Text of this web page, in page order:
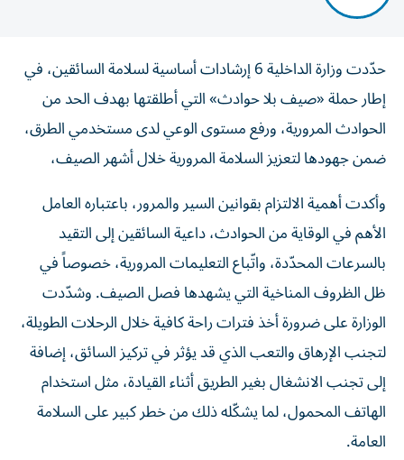
حدّدت وزارة الداخلية 6 إرشادات أساسية لسلامة السائقين، في
إطار حملة «صيف بلا حوادث» التي أطلقتها بهدف الحد من
الحوادث المرورية، ورفع مستوى الوعي لدى مستخدمي الطرق،
ضمن جهودها لتعزيز السلامة المرورية خلال أشهر الصيف،
وأكدت أهمية الالتزام بقوانين السير والمرور، باعتباره العامل
الأهم في الوقاية من الحوادث، داعية السائقين إلى التقيد
بالسرعات المحدّدة، واتّباع التعليمات المرورية، خصوصاً في
ظل الظروف المناخية التي يشهدها فصل الصيف. وشدّدت
الوزارة على ضرورة أخذ فترات راحة كافية خلال الرحلات الطويلة،
لتجنب الإرهاق والتعب الذي قد يؤثر في تركيز السائق، إضافة
إلى تجنب الانشغال بغير الطريق أثناء القيادة، مثل استخدام
الهاتف المحمول، لما يشكّله ذلك من خطر كبير على السلامة
العامة.